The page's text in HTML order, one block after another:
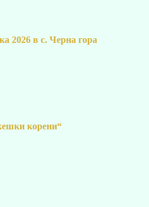
2026 в с. Черна гора
корени“